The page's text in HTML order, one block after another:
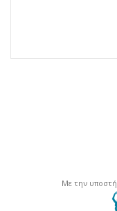
Με την